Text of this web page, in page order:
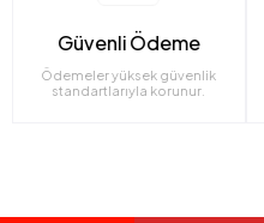
Güvenli Ödeme
Ödemeler yüksek güvenlik
standartlarıyla korunur.